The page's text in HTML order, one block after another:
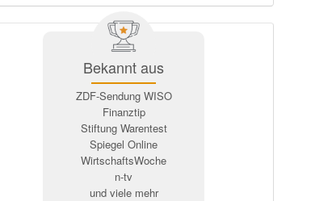
Bekannt aus
ZDF-Sendung WISO
Finanztip
Stiftung Warentest
Spiegel Online
WirtschaftsWoche
n-tv
und viele mehr